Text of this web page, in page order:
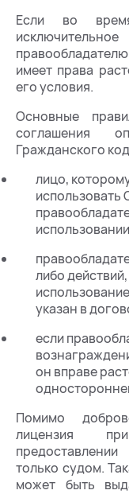
Если во
имеет права
его условия.
Основные
соглашения
Гражданского
лицо,
использовать
либо
указан в
если
он вправе
Помимо
лицензия
только судом.
может быть